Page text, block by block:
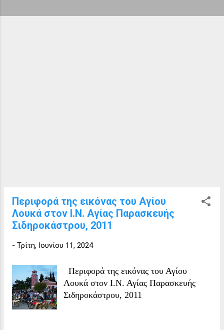
σ
Περιφορά της εικόνας του Αγίου
Λουκά στον Ι.Ν. Αγίας Παρασκευής
Σιδηροκάστρου, 2011
- Τρίτη, Ιουνίου 11, 2024
Περιφορά της εικόνας του Αγίου
Λουκά στον Ι.Ν. Αγίας Παρασκευής
Σιδηροκάστρου, 2011